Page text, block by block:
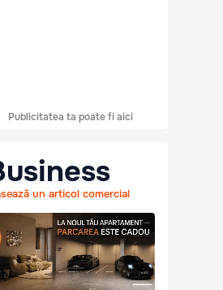
Publicitatea ta poate fi aici
un articol comercial